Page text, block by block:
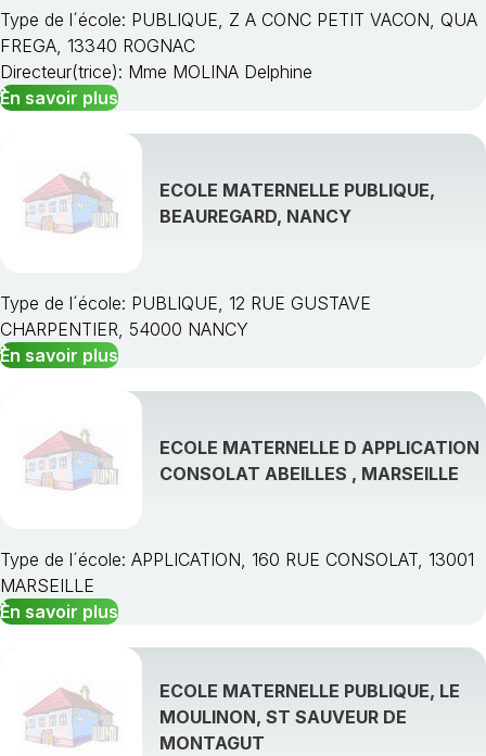
Type de l´école: PUBLIQUE, Z A CONC PETIT VACON, QUA
FREGA, 13340 ROGNAC
Directeur(trice): Mme MOLINA Delphine
En savoir plus
ECOLE MATERNELLE PUBLIQUE,
BEAUREGARD, NANCY
Type de l´école: PUBLIQUE, 12 RUE GUSTAVE
CHARPENTIER, 54000 NANCY
En savoir plus
ECOLE MATERNELLE D APPLICATION
CONSOLAT ABEILLES , MARSEILLE
Type de l´école: APPLICATION, 160 RUE CONSOLAT, 13001
MARSEILLE
En savoir plus
ECOLE MATERNELLE PUBLIQUE, LE
MOULINON, ST SAUVEUR DE
MONTAGUT